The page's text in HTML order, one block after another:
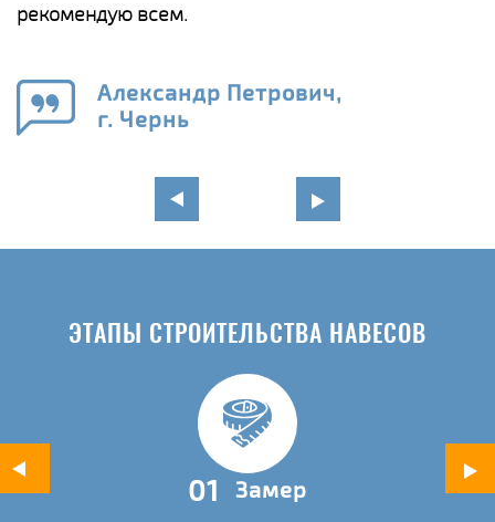
рекомендую всем.
Александр Петрович,
г. Чернь
ЭТАПЫ СТРОИТЕЛЬСТВА НАВЕСОВ
01 Замер